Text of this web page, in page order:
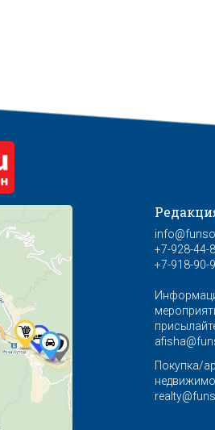
+7-928-44-
+7-918-90-
Покупка/